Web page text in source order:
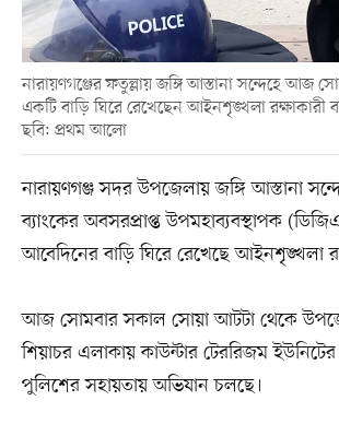
নারায়ণগঞ্জের ফতুল্লায় জঙ্গি আস্তানা সন্দেহে আজ
একটি বাড়ি ঘিরে রেখেছেন আইনশৃঙ্খলা রক্ষাকারী
ছবি: প্রথম আলো
নারায়ণগঞ্জ সদর উপজেলায় জঙ্গি আস্তানা
ব্যাংকের অবসরপ্রাপ্ত উপমহাব্যবস্থাপক
আবেদিনের বাড়ি ঘিরে রেখেছে আইনশৃঙ্খলা
আজ সোমবার সকাল সোয়া আটটা থেকে
শিয়াচর এলাকায় কাউন্টার টেররিজম
পুলিশের সহায়তায় অভিযান চলছে।